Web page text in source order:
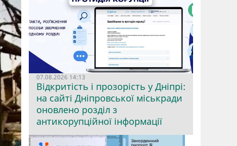
07.08.2026 14:13
Відкритість і прозорість у Дніпрі:
на сайті Дніпровської міськради
оновлено розділ з
антикорупційної інформації